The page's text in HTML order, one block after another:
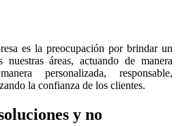
es la preocupación por brindar un
áreas, actuando de manera
personalizada, responsable,
la confianza de los clientes.
y no